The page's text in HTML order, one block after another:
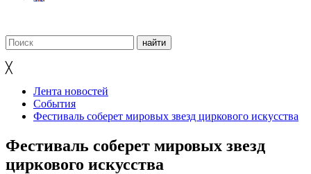
╳
Лента новостей
События
Фестиваль соберет мировых звезд циркового искусства
Фестиваль соберет мировых звезд
циркового искусства